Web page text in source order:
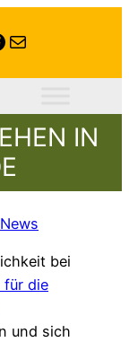
E-Mail
IN
News
bei
für die
und sich